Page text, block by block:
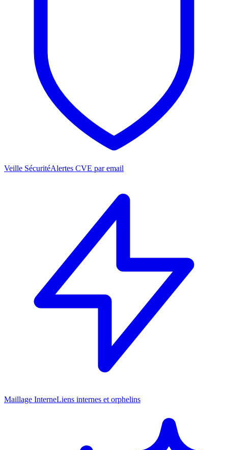
Veille SécuritéAlertes CVE par email
Maillage InterneLiens internes et orphelins